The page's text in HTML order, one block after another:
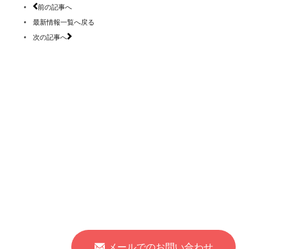
前の記事へ
最新情報一覧へ戻る
次の記事へ